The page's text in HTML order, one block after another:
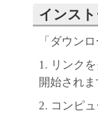
インス
「ダウン
1. リンク
開始されま
2. コンピ